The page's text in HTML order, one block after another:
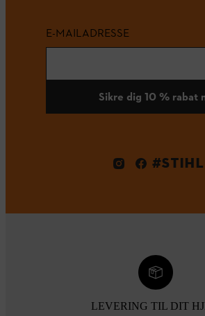
E-MAILADRESSE
Sikre dig 10 % rabat
#STIHL
LEVERING TIL DIT